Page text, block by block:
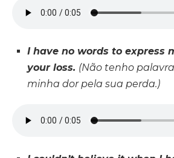
I have no words to express
your loss. (Não tenho
minha dor pela sua perda.)